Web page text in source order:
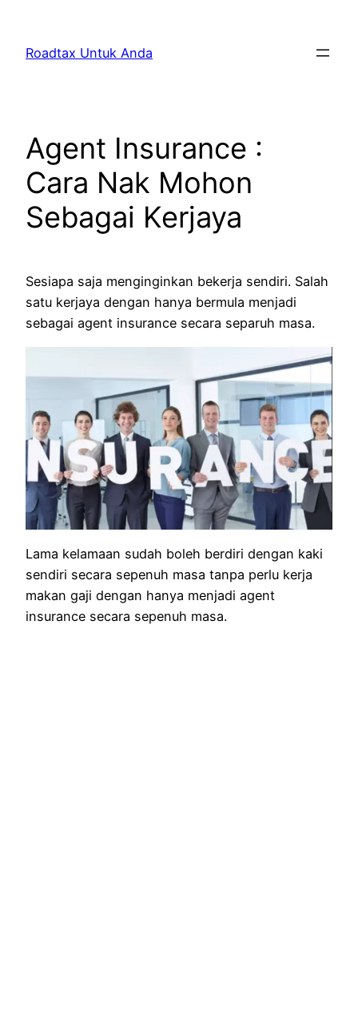
content
Roadtax Untuk Anda
Agent Insurance :
Cara Nak Mohon
Sebagai Kerjaya
Sesiapa saja menginginkan bekerja sendiri. Salah
satu kerjaya dengan hanya bermula menjadi
sebagai agent insurance secara separuh masa.
Lama kelamaan sudah boleh berdiri dengan kaki
sendiri secara sepenuh masa tanpa perlu kerja
makan gaji dengan hanya menjadi agent
insurance secara sepenuh masa.